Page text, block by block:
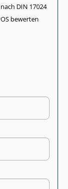
DIN 17024
bewerten